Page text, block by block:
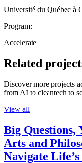
Université du Québec à
Program:
Accelerate
Related
Discover more projects
from AI to cleantech to
View all
Big Questions,
Arts and
Navigate